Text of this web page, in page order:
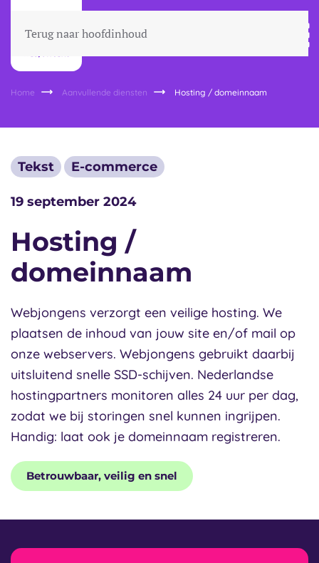
Terug naar hoofdinhoud
Home Aanvullende diensten Hosting / domeinnaam
Tekst E-commerce
19 september 2024
Hosting /
domeinnaam
Webjongens verzorgt een veilige hosting. We
plaatsen de inhoud van jouw site en/of mail op
onze webservers. Webjongens gebruikt daarbij
uitsluitend snelle SSD-schijven. Nederlandse
hostingpartners monitoren alles 24 uur per dag,
zodat we bij storingen snel kunnen ingrijpen.
Handig: laat ook je domeinnaam registreren.
Betrouwbaar, veilig en snel